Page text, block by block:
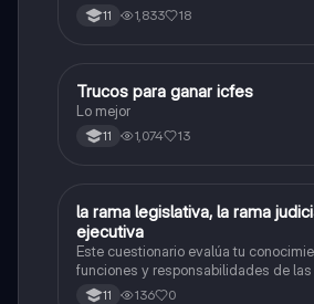
11 1,833 18
Química
Trucos para ganar icfes
Lo mejor
11 1,074 13
LSociales/Historia
la rama legislativa, la rama
ejecutiva
Este cuestionario evalúa tu
funciones y responsabilidades de las
legislativa, judicial y ejecutiva.
11 136 0